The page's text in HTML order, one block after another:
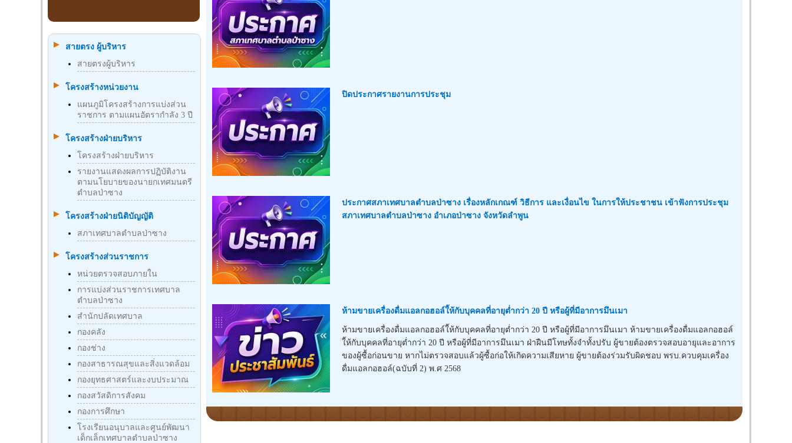
สายตรง ผู้บริหาร
สายตรงผู้บริหาร
โครงสร้างหน่วยงาน
แผนภูมิโครงสร้างการแบ่งส่วน
ราชการ ตามแผนอัตรากำลัง 3 ปี
โครงสร้างฝ่ายบริหาร
โครงสร้างฝ่ายบริหาร
รายงานแสดงผลการปฏิบัติงาน
ตามนโยบายของนายกเทศมนตรี
ตำบลป่าซาง
โครงสร้างฝ่ายนิติบัญญัติ
สภาเทศบาลตำบลป่าซาง
โครงสร้างส่วนราชการ
หน่วยตรวจสอบภายใน
การแบ่งส่วนราชการเทศบาล
ตำบลป่าซาง
สำนักปลัดเทศบาล
กองคลัง
กองช่าง
กองสาธารณสุขและสิ่งแวดล้อม
กองยุทธศาสตร์และงบประมาณ
กองสวัสดิการสังคม
กองการศึกษา
โรงเรียนอนุบาลและศูนย์พัฒนา
เด็กเล็กเทศบาลตำบลป่าซาง
ปิดประกาศรายงานการประชุม
ประกาศสภาเทศบาลตำบลป่าซาง เรื่องหลักเกณฑ์ วิธีการ และเงื่อนไข ในการให้ประชาชน เข้าฟังการประชุม
สภาเทศบาลตำบลป่าซาง อำเภอป่าซาง จังหวัดลำพูน
ห้ามขายเครื่องดื่มแอลกอฮอล์ใ้ห้กับบุคคลที่อายุต่ำกว่า 20 ปี หรือผู้ที่มีอาการมึนเมา
ห้ามขายเครื่องดื่มแอลกอฮอล์ใ้ห้กับบุคคลที่อายุต่ำกว่า 20 ปี หรือผู้ที่มีอาการมึนเมา ห้ามขายเครื่องดื่มแอลกอฮอล์
ใ้ห้กับบุคคลที่อายุต่ำกว่า 20 ปี หรือผู้ที่มีอาการมึนเมา ฝ่าฝืนมีโทษทั้งจำทั้งปรับ ผู้ขายต้องตรวจสอบอายุและอาการ
ของผู้ซื้อก่อนขาย หากไม่ตรวจสอบแล้วผู้ซื้อก่อให้เกิดความเสียหาย ผู้ขายต้องร่วมรับผิดชอบ พรบ.ควบคุมเครื่อง
ดื่มแอลกอฮอล์(ฉบับที่ 2) พ.ศ 2568